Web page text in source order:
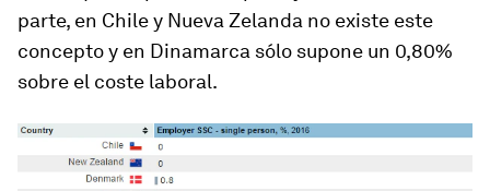
parte, en Chile y Nueva Zelanda no existe este
concepto y en Dinamarca sólo supone un 0,80%
sobre el coste laboral.